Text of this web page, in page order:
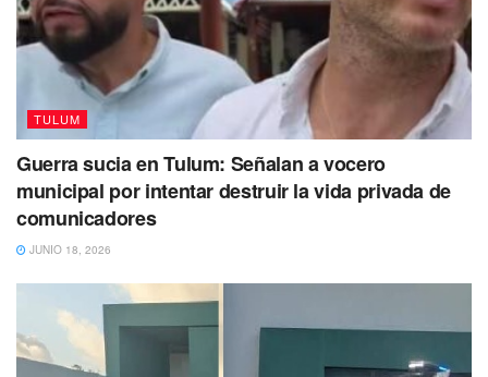
TULUM
Guerra sucia en Tulum: Señalan a vocero
municipal por intentar destruir la vida privada de
comunicadores
JUNIO 18, 2026